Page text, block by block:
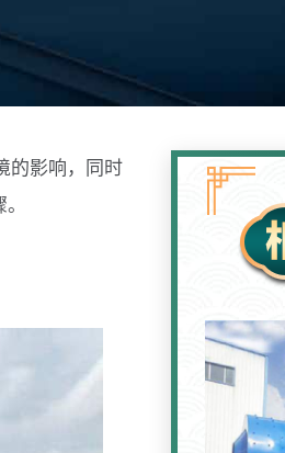
的影响，同时